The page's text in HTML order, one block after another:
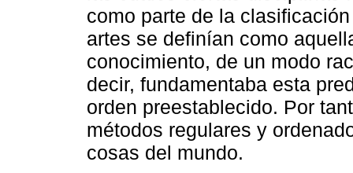
como parte de la
artes se definían como
conocimiento, de un modo
decir, fundamentaba esta
orden preestablecido. Por
métodos regulares y
cosas del mundo.